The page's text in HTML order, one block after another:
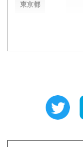
東京都